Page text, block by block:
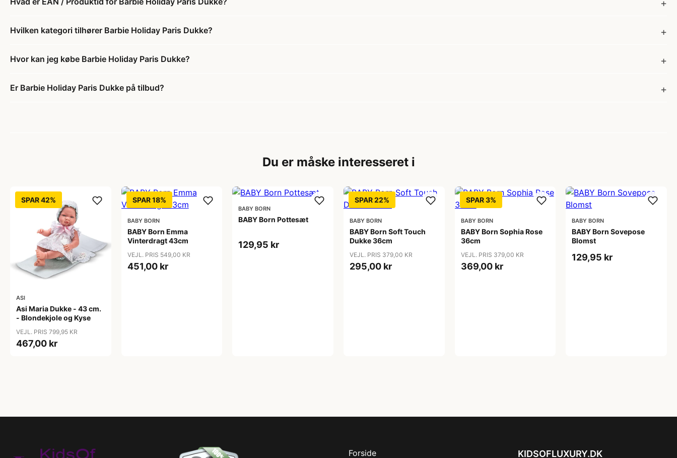
Hvilken kategori tilhører Barbie Holiday Paris Dukke?
Hvor kan jeg købe Barbie Holiday Paris Dukke?
Er Barbie Holiday Paris Dukke på tilbud?
Du er måske interesseret i
SPAR 42%
ASI
Asi Maria Dukke - 43 cm.
- Blondekjole og Kyse
VEJL. PRIS 799,95 KR
467,00 kr
SPAR 18%
BABY BORN
BABY Born Emma
Vinterdragt 43cm
VEJL. PRIS 549,00 KR
451,00 kr
BABY BORN
BABY Born Pottesæt
129,95 kr
SPAR 22%
BABY BORN
BABY Born Soft Touch
Dukke 36cm
VEJL. PRIS 379,00 KR
295,00 kr
SPAR 3%
BABY BORN
BABY Born Sophia Rose
36cm
VEJL. PRIS 379,00 KR
369,00 kr
BABY BORN
BABY Born Sovepose
Blomst
129,95 kr
Forside KIDSOFLUXURY.DK